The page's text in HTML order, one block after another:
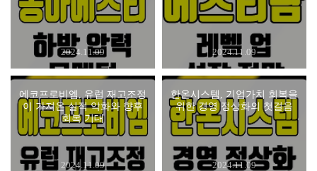
2024.11.09 2024.11.09
에코프로비엠, 유럽 재고조정
이 가져온 실적 악화와 향후
회복 기대
2024.11.09
한온시스템, 기업가치 회복을
위한 경영 정상화의 첫걸음
2024.11.09